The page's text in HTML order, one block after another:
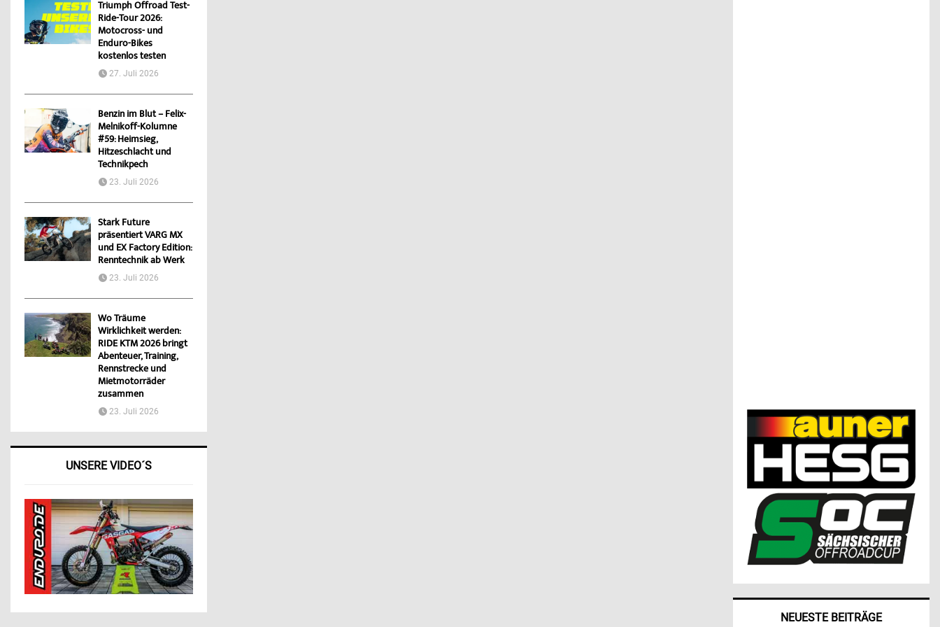
Triumph Offroad Test-
Ride-Tour 2026:
Motocross- und
Enduro-Bikes
kostenlos testen
27. Juli 2026
Benzin im Blut – Felix-
Melnikoff-Kolumne
#59: Heimsieg,
Hitzeschlacht und
Technikpech
23. Juli 2026
Stark Future
präsentiert VARG MX
und EX Factory Edition:
Renntechnik ab Werk
23. Juli 2026
Wo Träume
Wirklichkeit werden:
RIDE KTM 2026 bringt
Abenteuer, Training,
Rennstrecke und
Mietmotorräder
zusammen
23. Juli 2026
UNSERE VIDEO´S
NEUESTE BEITRÄGE